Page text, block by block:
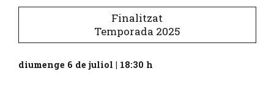
Finalitzat
Temporada 2025
diumenge 6 de juliol | 18:30 h